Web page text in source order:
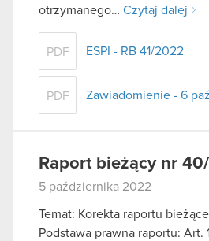
otrzymanego… Czytaj dalej
PDF ESPI - RB 41/2022
PDF Zawiadomienie - 6
Raport bieżący nr
5 października 2022
Temat: Korekta raportu
Podstawa prawna raportu: Art.